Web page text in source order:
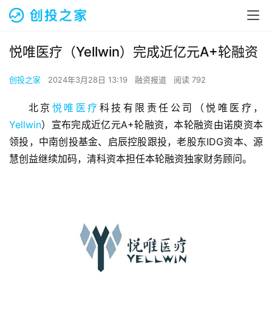
悦唯医疗（Yellwin）完成近亿元A+轮融资
创投之家 2024年3月28日 13:19 融资报道 阅读 792
北京 悦唯医疗 科技有限责任公司（悦唯医疗，
Yellwin）宣布完成近亿元A+轮融资，本轮融资由诺庾资本
领投，中南创投基金、启辰控股跟投，老股东IDG资本、源
慧创益继续加码，清科资本担任本轮融资独家财务顾问。